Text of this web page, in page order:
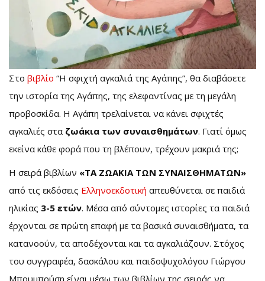
Στο βιβλίο “Η σφιχτή αγκαλιά της Αγάπης”, θα διαβάσετε
την ιστορία της Αγάπης, της ελεφαντίνας με τη μεγάλη
προβοσκίδα. Η Αγάπη τρελαίνεται να κάνει σφιχτές
αγκαλιές στα ζωάκια των συναισθημάτων. Γιατί όμως
εκείνα κάθε φορά που τη βλέπουν, τρέχουν μακριά της;
Η σειρά βιβλίων «ΤΑ ΖΩΑΚΙΑ ΤΩΝ ΣΥΝΑΙΣΘΗΜΑΤΩΝ»
από τις εκδόσεις Ελληνοεκδοτική απευθύνεται σε παιδιά
ηλικίας 3-5 ετών. Μέσα από σύντομες ιστορίες τα παιδιά
έρχονται σε πρώτη επαφή με τα βασικά συναισθήματα, τα
κατανοούν, τα αποδέχονται και τα αγκαλιάζουν. Στόχος
του συγγραφέα, δασκάλου και παιδοψυχολόγου Γιώργου
Μπουμπούση είναι μέσω των βιβλίων της σειράς να